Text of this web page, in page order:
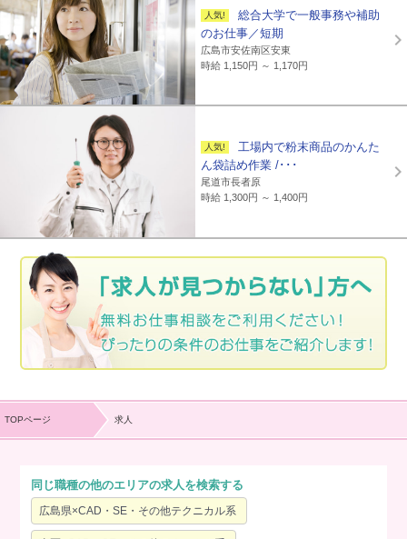
総合大学で一般事務や補助
のお仕事／短期
広島市安佐南区安東
時給 1,150円 ～ 1,170円
工場内で粉末商品のかんた
ん袋詰め作業 /･･･
尾道市長者原
時給 1,300円 ～ 1,400円
TOPページ 求人
同じ職種の他のエリアの求人を検索する
広島県×CAD・SE・その他テクニカル系